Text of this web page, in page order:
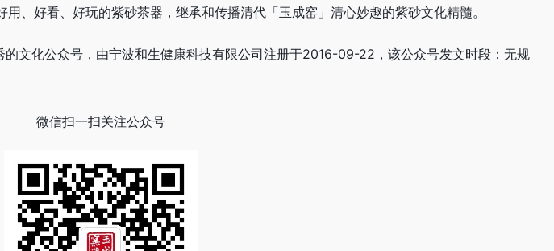
、好看、好玩的紫砂茶器，继承和传播清代「玉成窑」清心妙趣的紫砂文化精髓。
文化公众号，由宁波和生健康科技有限公司注册于2016-09-22，该公众号发文时段：无规
微信扫一扫关注公众号